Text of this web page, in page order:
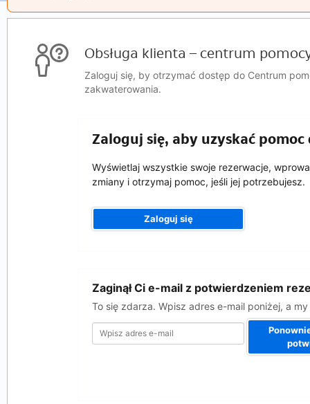
Obsługa klienta – centrum
Zaloguj się, by otrzymać dostęp do Centrum
zakwaterowania.
Zaloguj się, aby uzyskać
Wyświetlaj wszystkie swoje rezerwacje,
zmiany i otrzymaj pomoc, jeśli jej potrzebujesz.
Zaloguj się
Zaginął Ci e-mail z potwierdzeniem
To się zdarza. Wpisz adres e-mail poniżej, a
adres